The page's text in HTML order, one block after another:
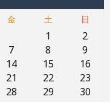
金 土 日
1
2
7 8
9
14 15
16
21 22
23
28 29
30